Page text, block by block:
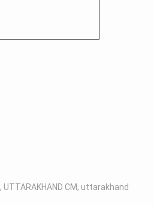
, UTTARAKHAND CM, uttarakhand